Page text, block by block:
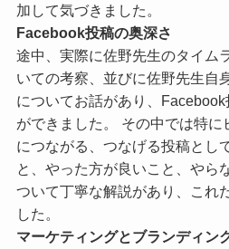
加して気づきました。
Facebook投稿の奥深さ
途中、実際に佐野先生のタイム
いての考察、並びに佐野先生自
についてお話があり、
ができました。 その中では特
につながる、つなげる投稿とし
と、やった方が良いこと、やら
ついて丁寧な解説があり、これ
した。
マーケティングとブランディン